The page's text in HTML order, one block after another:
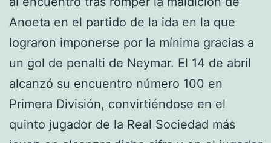
Anoeta en el partido de la ida en la que
lograron imponerse por la mínima gracias a
un gol de penalti de Neymar. El 14 de abril
alcanzó su encuentro número 100 en
Primera División, convirtiéndose en el
quinto jugador de la Real Sociedad más